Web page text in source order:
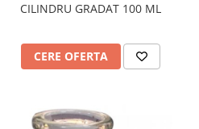
CILINDRU GRADAT 100 ML
CERE OFERTA